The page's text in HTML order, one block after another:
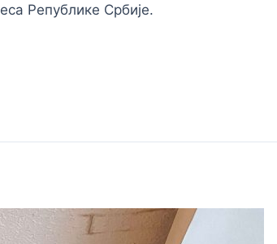
Републике Србије.